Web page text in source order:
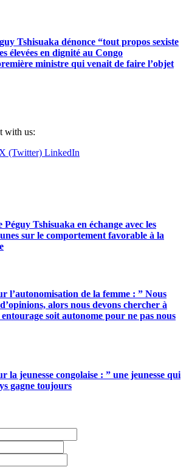
Tshisuaka dénonce “tout propos sexiste
élevées en dignité au Congo
ministre qui venait de faire l’objet
with us:
X (Twitter) LinkedIn
Tshisuaka en échange avec les
sur le comportement favorable à la
l’autonomisation de la femme : ” Nous
alors nous devons chercher à
soit autonome pour ne pas nous
la jeunesse congolaise : ” une jeunesse qui
gagne toujours